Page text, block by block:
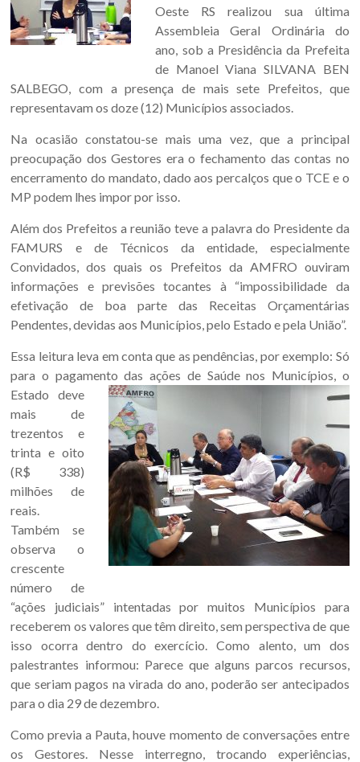
da
Fronteira
Oeste
estado
do
Grande
do
Sul.
Oeste RS realizou sua última
Assembleia Geral Ordinária do
ano, sob a Presidência da Prefeita
de Manoel Viana SILVANA BEN
SALBEGO, com a presença de mais sete Prefeitos, que
representavam os doze (12) Municípios associados.
Na ocasião constatou-se mais uma vez, que a principal
preocupação dos Gestores era o fechamento das contas no
encerramento do mandato, dado aos percalços que o TCE e o
MP podem lhes impor por isso.
Além dos Prefeitos a reunião teve a palavra do Presidente da
FAMURS e de Técnicos da entidade, especialmente
Convidados, dos quais os Prefeitos da AMFRO ouviram
informações e previsões tocantes à “impossibilidade da
efetivação de boa parte das Receitas Orçamentárias
Pendentes, devidas aos Municípios, pelo Estado e pela União”.
Essa leitura leva em conta que as pendências, por exemplo: Só
para o pagamentodas ações de Saúde nos Municípios, o
Estado deve
mais de
trezentos e
trinta e oito
(R$ 338)
milhões de
reais.
Também se
observa o
crescente
número de
“ações judiciais” intentadas por muitos Municípios para
receberem os valores que têm direito, sem perspectiva de que
isso ocorra dentro do exercício. Como alento, um dos
palestrantes informou: Parece que alguns parcos recursos,
que seriam pagos na virada do ano, poderão ser antecipados
para o dia 29 de dezembro.
Como previa a Pauta, houve momento de conversações entre
os Gestores. Nesse interregno, trocando experiências,